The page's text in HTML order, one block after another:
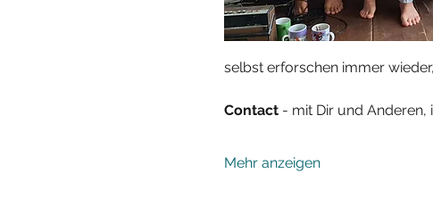
selbst erforschen immer
Contact - mit Dir und Anderen,
Mehr anzeigen